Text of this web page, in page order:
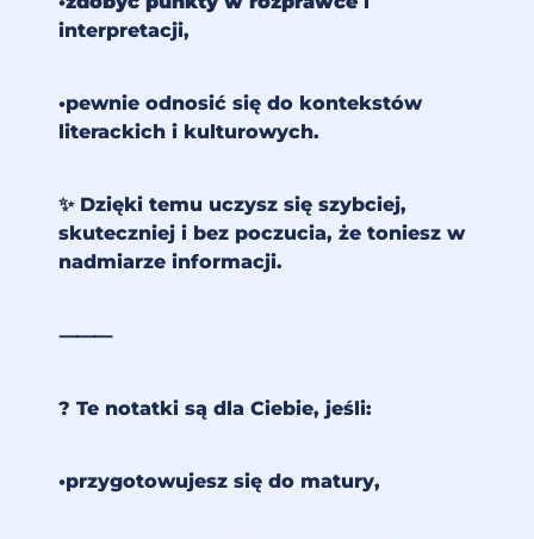
interpretacji,
•pewnie odnosić się do kontekstów
literackich i kulturowych.
✨ Dzięki temu uczysz się szybciej,
skuteczniej i bez poczucia, że toniesz w
nadmiarze informacji.
⸻
? Te notatki są dla Ciebie, jeśli:
•przygotowujesz się do matury,